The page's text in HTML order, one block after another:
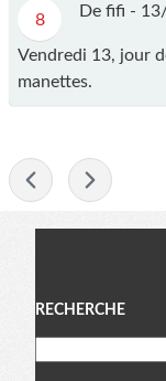
8 De fifi -
Vendredi 13, jour
manettes.
RECHERCHE